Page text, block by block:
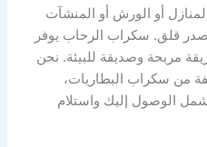
أو الورش أو المنشآت
قلق. سكراب الرحاب يوفر
مربحة وصديقة للبيئة. نحن
من سكراب البطاريات،
الوصول إليك واستلام